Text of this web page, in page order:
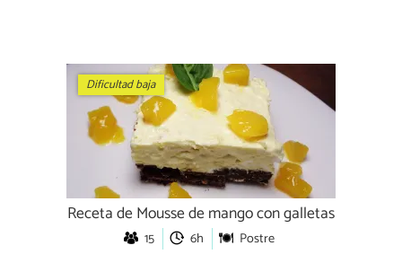
Dificultad baja
Receta de Mousse de mango con galletas
15 6h Postre